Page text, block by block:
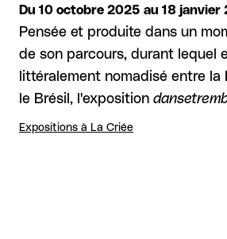
Du 10 octobre 2025 au 18 janvier
Pensée et produite dans un
de son parcours, durant lequel
littéralement nomadisé entre la
le Brésil, l'exposition
Expositions à La Criée